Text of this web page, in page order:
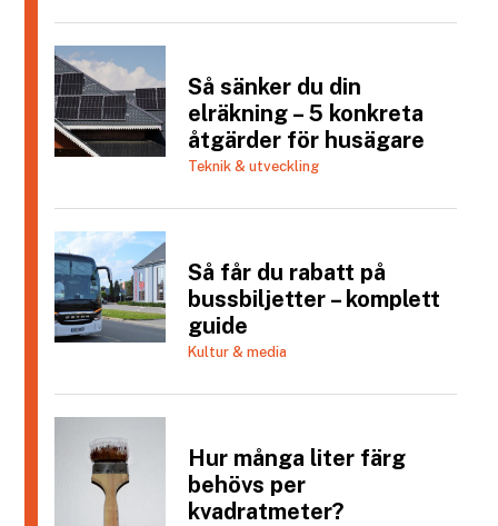
Så sänker du din
elräkning – 5 konkreta
åtgärder för husägare
Teknik & utveckling
Så får du rabatt på
bussbiljetter – komplett
guide
Kultur & media
Hur många liter färg
behövs per
kvadratmeter?